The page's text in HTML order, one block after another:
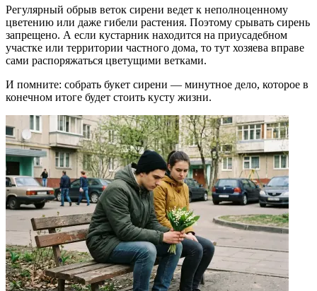
Регулярный обрыв веток сирени ведет к неполноценному
цветению или даже гибели растения. Поэтому срывать сирень
запрещено. А если кустарник находится на приусадебном
участке или территории частного дома, то тут хозяева вправе
сами распоряжаться цветущими ветками.
И помните: собрать букет сирени — минутное дело, которое в
конечном итоге будет стоить кусту жизни.